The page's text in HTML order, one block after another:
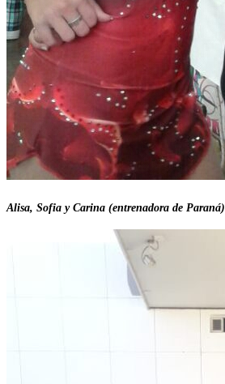
Alisa, Sofia y Carina (entrenadora de Paraná)